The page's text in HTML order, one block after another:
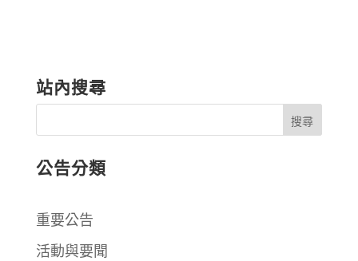
站內搜尋
公告分類
重要公告
活動與要聞